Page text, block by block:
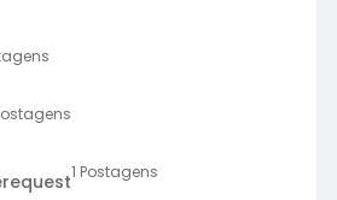
1 Postagens